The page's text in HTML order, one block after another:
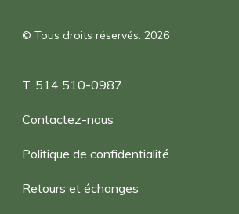
© Tous droits réservés. 2026
T. 514 510-0987
Contactez-nous
Politique de confidentialité
Retours et échanges